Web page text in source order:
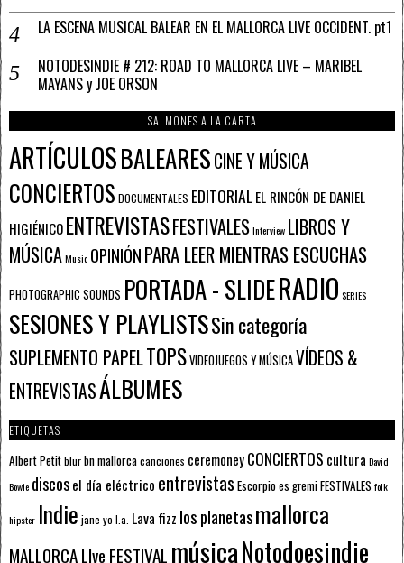
LA ESCENA MUSICAL BALEAR EN EL MALLORCA LIVE OCCIDENT. pt1
NOTODESINDIE # 212: ROAD TO MALLORCA LIVE – MARIBEL
MAYANS y JOE ORSON
SALMONES A LA CARTA
ARTÍCULOSBALEARESCINE Y MÚSICA
CONCIERTOS DOCUMENTALES EDITORIALEL RINCÓN DE DANIEL
HIGIÉNICOENTREVISTASFESTIVALESInterview LIBROS Y
MÚSICAMusic OPINIÓNPARA LEER MIENTRAS ESCUCHAS
PHOTOGRAPHIC SOUNDS PORTADA - SLIDERADIO SERIES
SESIONES Y PLAYLISTSSin categoría
SUPLEMENTO PAPELTOPSVIDEOJUEGOS Y MÚSICAVÍDEOS &
ENTREVISTASÁLBUMES
ETIQUETAS
Albert Petitblurbn mallorcacanciones ceremoneyCONCIERTOS cultura David
Bowie discosel día eléctrico entrevistas Escorpioes gremiFESTIVALES folk
hipster Indie jane yo l.a. Lava fizz los planetasmallorca
MALLORCA LIve FESTIVAL músicaNotodoesindie